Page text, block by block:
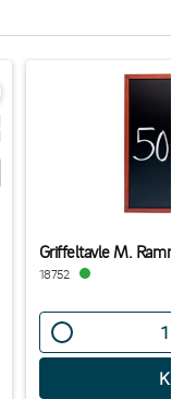
Griffeltavle M.
18752